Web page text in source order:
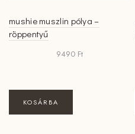
mushie muszlin pólya –
röppentyű
9490 Ft
KOSÁRBA